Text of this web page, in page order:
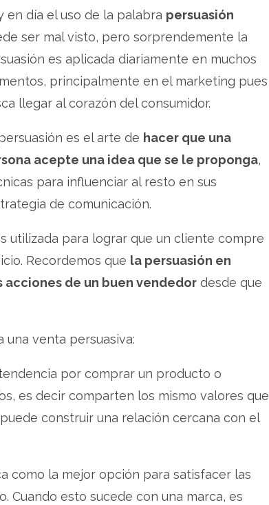
en día el uso de la palabra persuasión
ser mal visto, pero sorprendemente la
es aplicada diariamente en muchos
principalmente en el marketing pues
llegar al corazón del consumidor.
es el arte de hacer que una
acepte una idea que se le proponga,
para influenciar al resto en sus
de comunicación.
utilizada para lograr que un cliente compre
Recordemos que la persuasión en
de un buen vendedor desde que
una venta persuasiva:
por comprar un producto o
es decir comparten los mismo valores que
construir una relación cercana con el
como la mejor opción para satisfacer las
Cuando esto sucede con una marca, es